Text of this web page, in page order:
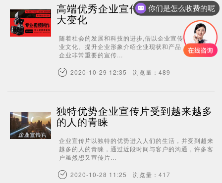
高端优秀企业宣传片给企业带来巨
大变化
随着社会的发展和科技的进步,借以企业宣传片展示企
业文化、提升企业形象介绍企业现状和产品，已经成为
企业非常重要的宣传...
2020-10-29 12:35 浏览量：489
独特优势企业宣传片受到越来越多
的人的青睐
企业宣传片以独特的优势进入人们的生活，并受到越来
越多的人的青睐，通过近段时间与客户的沟通，许多客
户虽然想又宣传片...
2020-10-28 11:25 浏览量：417
你们是怎么收费的呢